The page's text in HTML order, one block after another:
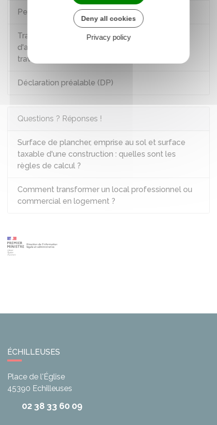
Permis de construire (PC)
Transfert du permis de construire, du permis
d'aménager ou d'une déclaration préalable de
travaux
Déclaration préalable (DP)
Questions ? Réponses !
Surface de plancher, emprise au sol et surface
taxable d'une construction : quelles sont les
règles de calcul ?
Comment transformer un local professionnel ou
commercial en logement ?
ÉCHILLEUSES
Place de l'Église
45390 Echilleuses
02 38 33 60 09
Deny all cookies
Privacy policy